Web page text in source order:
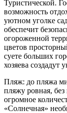
Туристической.
возможность
уютном уголке
обеспечит
огороженной
цветов
суете больших
хозяева
Пляж: до пляжа
пляжу ровная,
огромное
«Солнечная»